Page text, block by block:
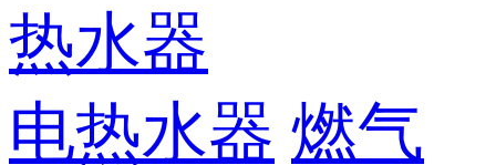
热水器
电热水器 燃气